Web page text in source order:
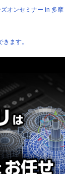
オンセミナー in 多摩
ます。